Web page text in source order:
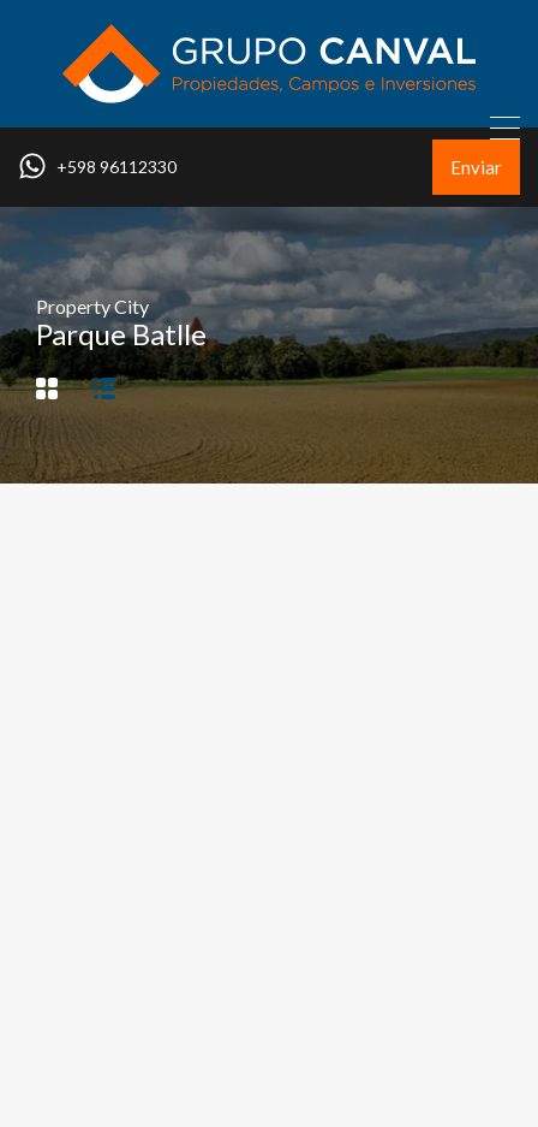
+598 96112330 Enviar
Property City
Parque Batlle